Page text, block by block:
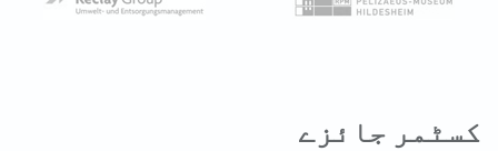
کسٹمر جائزے